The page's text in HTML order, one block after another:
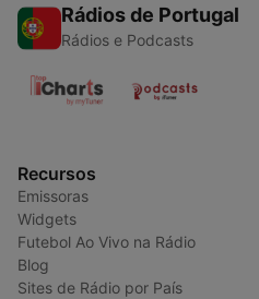
Rádios de Portugal
Rádios e Podcasts
Recursos
Emissoras
Widgets
Futebol Ao Vivo na Rádio
Blog
Sites de Rádio por País